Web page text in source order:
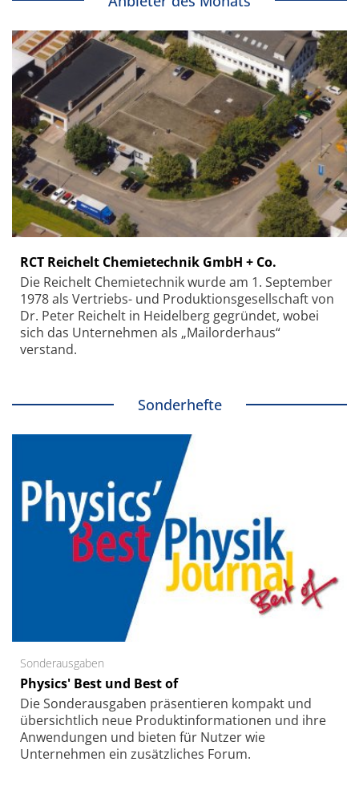
RCT Reichelt Chemietechnik GmbH + Co.
Die Reichelt Chemietechnik wurde am 1. September
1978 als Vertriebs- und Produktionsgesellschaft von
Dr. Peter Reichelt in Heidelberg gegründet, wobei
sich das Unternehmen als „Mailorderhaus“
verstand.
Sonderhefte
Sonderausgaben
Physics' Best und Best of
Die Sonder­ausgaben präsentieren kompakt und
übersichtlich neue Produkt­informationen und ihre
Anwendungen und bieten für Nutzer wie
Unternehmen ein zusätzliches Forum.